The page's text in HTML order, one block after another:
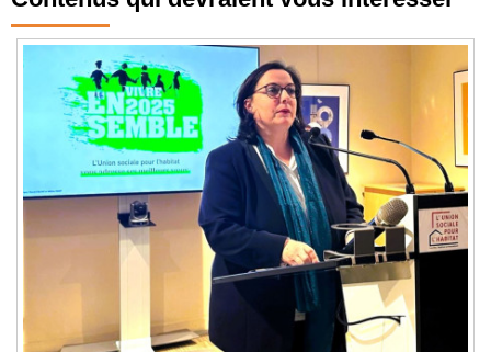
Contenus qui devraient vous intéresser